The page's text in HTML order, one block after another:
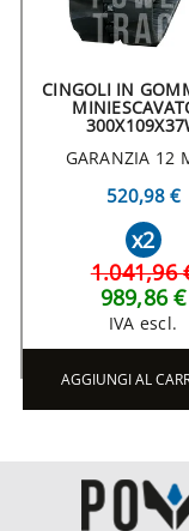
CINGOLI IN
GARANZIA 12
520,98 €
x2
1.041,96
989,86 €
IVA escl.
AGGIUNGI AL